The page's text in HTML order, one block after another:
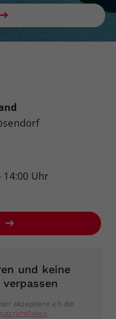
14:00 Uhr
und keine
akzeptiere ich die
.